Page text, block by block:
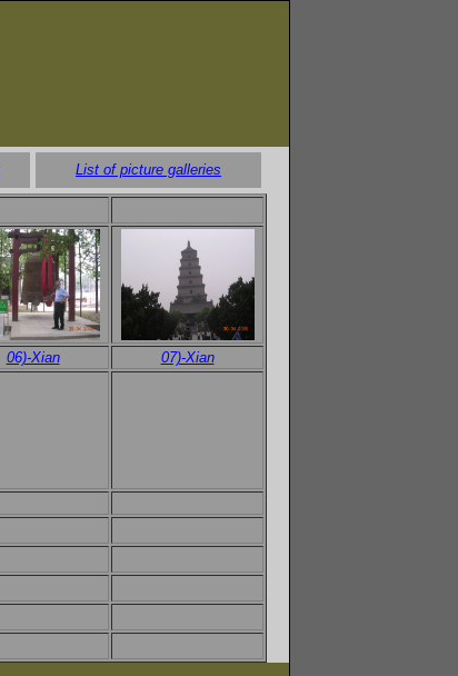
List of picture galleries
06)-Xian 07)-Xian